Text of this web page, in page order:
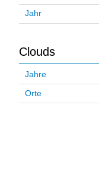
Jahr
Clouds
Jahre
Orte